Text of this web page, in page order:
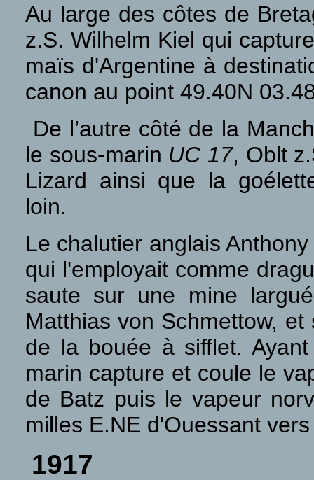
Au large des côtes de
z.S. Wilhelm Kiel qui
maïs d'Argentine à
canon au point 49.40N
De l’autre côté de la
le sous-marin UC 17, Oblt
Lizard ainsi que la
loin.
Le chalutier anglais
qui l'employait comme
saute sur une mine
Matthias von Schmettow,
de la bouée à sifflet.
marin capture et coule le
de Batz puis le vapeur
milles E.NE d'Ouessant
1917